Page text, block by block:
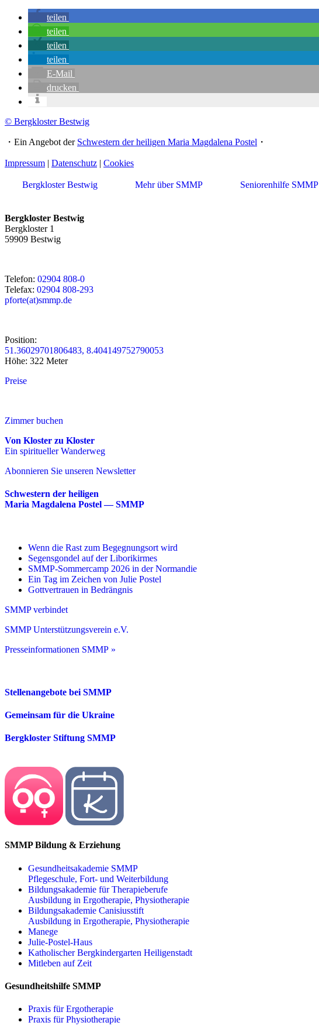
teilen
teilen
teilen
teilen
E-Mail
drucken
© Bergkloster Bestwig
・Ein Angebot der Schwestern der heiligen Maria Magdalena Postel ・
Impressum | Datenschutz | Cookies
Bergkloster Bestwig Mehr über SMMP Seniorenhilfe SMMP
Bergkloster Bestwig
Bergkloster 1
59909 Bestwig
Telefon: 02904 808-0
Telefax: 02904 808-293
pforte(at)smmp.de
Position:
51.36029701806483, 8.404149752790053
Höhe: 322 Meter
Preise
Zimmer buchen
Von Kloster zu Kloster
Ein spiritueller Wanderweg
Abonnieren Sie unseren Newsletter
Schwestern der heiligen
Maria Magdalena Postel — SMMP
Wenn die Rast zum Begegnungsort wird
Segensgondel auf der Liborikirmes
SMMP-Sommercamp 2026 in der Normandie
Ein Tag im Zeichen von Julie Postel
Gottvertrauen in Bedrängnis
SMMP verbindet
SMMP Unterstützungsverein e.V.
Presseinformationen SMMP »
Stellenangebote bei SMMP
Gemeinsam für die Ukraine
Bergkloster Stiftung SMMP
SMMP Bildung & Erziehung
Gesundheitsakademie SMMP
Pflegeschule, Fort- und Weiterbildung
Bildungsakademie für Therapieberufe
Ausbildung in Ergotherapie, Physiotherapie
Bildungsakademie Canisiusstift
Ausbildung in Ergotherapie, Physiotherapie
Manege
Julie-Postel-Haus
Katholischer Bergkindergarten Heiligenstadt
Mitleben auf Zeit
Gesundheitshilfe SMMP
Praxis für Ergo­therapie
Praxis für Physio­therapie